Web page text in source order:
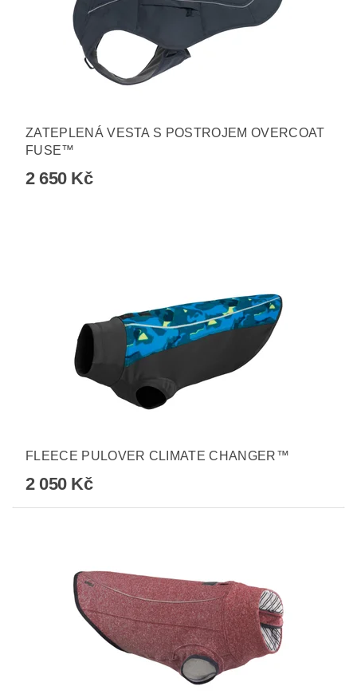
ZATEPLENÁ VESTA S POSTROJEM OVERCOAT
FUSE™
2 650 Kč
FLEECE PULOVER CLIMATE CHANGER™
2 050 Kč